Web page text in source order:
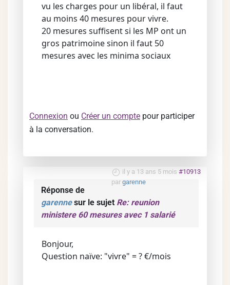
vu les charges pour un libéral, il faut
au moins 40 mesures pour vivre.
20 mesures suffisent si les MP ont un
gros patrimoine sinon il faut 50
mesures avec les minima sociaux
Connexion ou Créer un compte pour participer
à la conversation.
il y a 13 ans 5 mois #10913
par garenne
Réponse de
garennesur le sujet Re: reunion
ministere 60 mesures avec 1 salarié
Bonjour,
Question naïve: "vivre" = ? €/mois